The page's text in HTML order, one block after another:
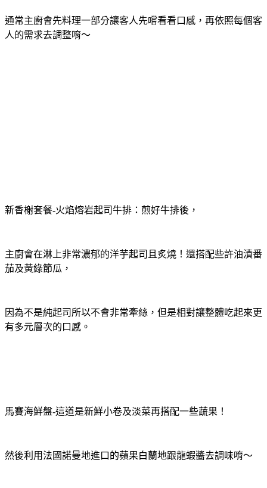
通常主廚會先料理一部分讓客人先嚐看看口感，再依照每個客
人的需求去調整唷～
新香榭套餐-火焰熔岩起司牛排：煎好牛排後，
主廚會在淋上非常濃郁的洋芋起司且炙燒！還搭配些許油漬番
茄及黃綠節瓜，
因為不是純起司所以不會非常牽絲，但是相對讓整體吃起來更
有多元層次的口感。
馬賽海鮮盤-這道是新鮮小卷及淡菜再搭配一些蔬果！
然後利用法國諾曼地進口的蘋果白蘭地跟龍蝦醬去調味唷～